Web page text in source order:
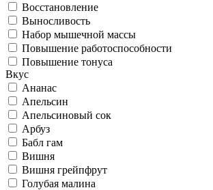
Восстановление
Выносливость
Набор мышечной массы
Повышение работоспособности
Повышение тонуса
Вкус
Ананас
Апельсин
Апельсиновый сок
Арбуз
Бабл гам
Вишня
Вишня грейпфрут
Голубая малина